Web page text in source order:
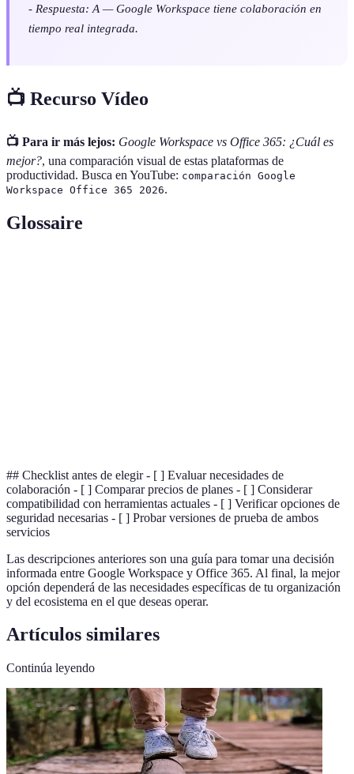
- Respuesta: A — Google Workspace tiene colaboración en
tiempo real integrada.
📺 Recurso Vídeo
📺 Para ir más lejos: Google Workspace vs Office 365: ¿Cuál es
mejor?, una comparación visual de estas plataformas de
productividad. Busca en YouTube: comparación Google
Workspace Office 365 2026.
Glossaire
## Checklist antes de elegir - [ ] Evaluar necesidades de
colaboración - [ ] Comparar precios de planes - [ ] Considerar
compatibilidad con herramientas actuales - [ ] Verificar opciones de
seguridad necesarias - [ ] Probar versiones de prueba de ambos
servicios
Las descripciones anteriores son una guía para tomar una decisión
informada entre Google Workspace y Office 365. Al final, la mejor
opción dependerá de las necesidades específicas de tu organización
y del ecosistema en el que deseas operar.
Artículos similares
Continúa leyendo